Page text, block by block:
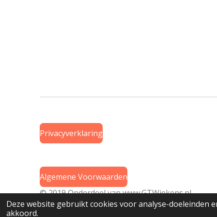
Deze website gebruikt cookies voor analyse-doeleinden
akkoord.
Privacyverklaring
Algemene Voorwaarden
© 2019 Onderdeel vanwww.GTWiekens.nl